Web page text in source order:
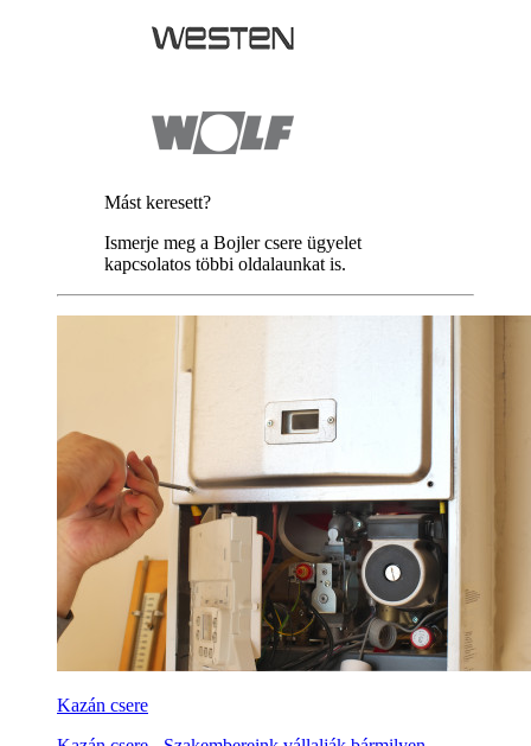
Mást keresett?
Ismerje meg a Bojler csere ügyelet
kapcsolatos többi oldalaunkat is.
Kazán csere